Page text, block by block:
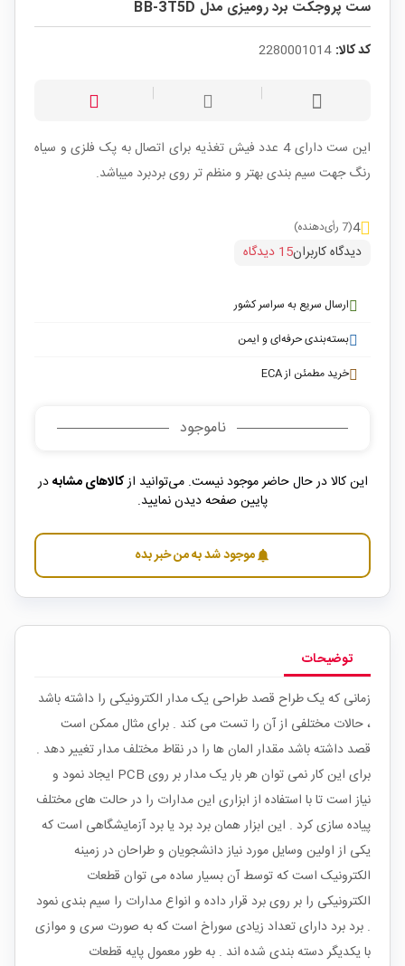
ست پروجکت برد رومیزی مدل BB-3T5D
کد کالا: 2280001014
این ست دارای 4 عدد فیش تغذیه برای اتصال به پک فلزی و سیاه
رنگ جهت سیم بندی بهتر و منظم تر روی بردبرد میباشد.
4(7 رأی‌دهنده)
دیدگاه کاربران15 دیدگاه
ارسال سریع به سراسر کشور
بسته‌بندی حرفه‌ای و ایمن
خرید مطمئن از ECA
ناموجود
این کالا در حال حاضر موجود نیست. می‌توانید ازکالاهای مشابهدر
پایین صفحه دیدن نمایید.
notificationsموجود شد به من خبر بده
توضیحات
زمانی که یک طراح قصد طراحی یک مدار الکترونیکی را داشته باشد
، حالات مختلفی از آن را تست می کند . برای مثال ممکن است
قصد داشته باشد مقدار المان ها را در نقاط مختلف مدار تغییر دهد .
برای این کار نمی توان هر بار یک مدار بر روی PCB ایجاد نمود و
نیاز است تا با استفاده از ابزاری این مدارات را در حالت های مختلف
پیاده سازی کرد . این ابزار همان برد برد یا برد آزمایشگاهی است که
یکی از اولین وسایل مورد نیاز دانشجویان و طراحان در زمینه
الکترونیک است که توسط آن بسیار ساده می توان قطعات
الکترونیکی را بر روی برد قرار داده و انواع مدارات را سیم بندی نمود
. برد برد دارای تعداد زیادی سوراخ است که به صورت سری و موازی
با یکدیگر دسته بندی شده اند . به طور معمول پایه قطعات